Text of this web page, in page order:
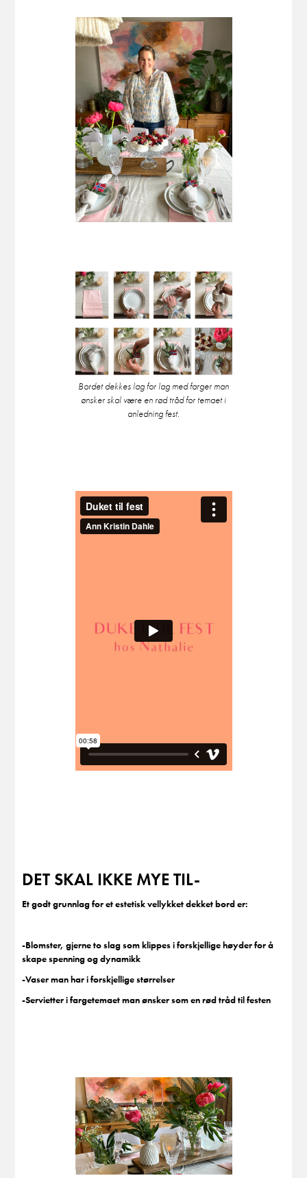
Bordet dekkes lag for lag med farger man
ønsker skal være en rød tråd for temaet i
anledning fest.
DET SKAL IKKE MYE TIL-
Et godt grunnlag for et estetisk vellykket dekket bord er:
-Blomster, gjerne to slag som klippes i forskjellige høyder for å
skape spenning og dynamikk
-Vaser man har i forskjellige størrelser
-Servietter i fargetemaet man ønsker som en rød tråd til festen